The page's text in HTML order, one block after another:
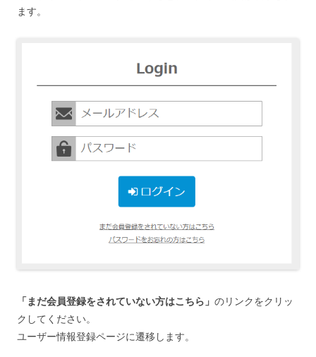
ます。
「まだ会員登録をされていない方はこちら」 のリンクをクリッ
クしてください。
ユーザー情報登録ページに遷移します。